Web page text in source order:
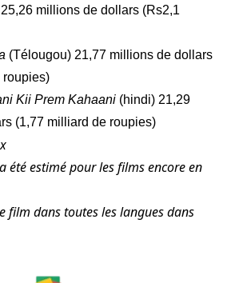
millions de dollars (Rs2,1
(Télougou) 21,77 millions de dollars
roupies)
Kii Prem Kahaani (hindi) 21,29
(1,77 milliard de roupies)
été estimé pour les films encore en
film dans toutes les langues dans